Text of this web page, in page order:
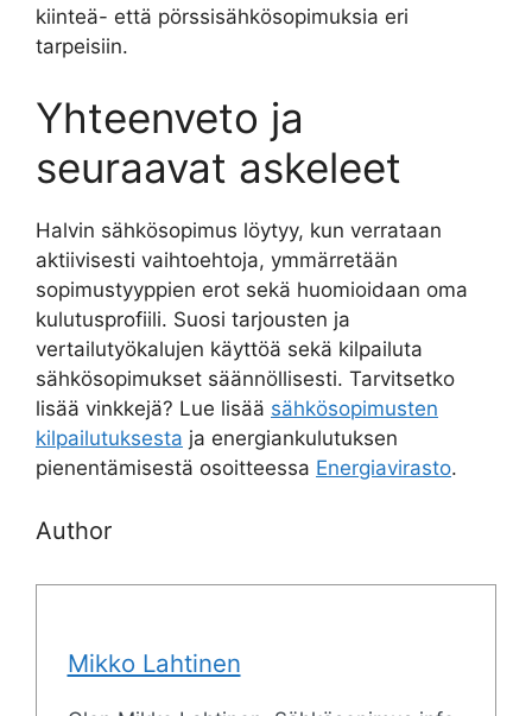
kiinteä- että pörssisähkösopimuksia eri
tarpeisiin.
Yhteenveto ja
seuraavat askeleet
Halvin sähkösopimus löytyy, kun verrataan
aktiivisesti vaihtoehtoja, ymmärretään
sopimustyyppien erot sekä huomioidaan oma
kulutusprofiili. Suosi tarjousten ja
vertailutyökalujen käyttöä sekä kilpailuta
sähkösopimukset säännöllisesti. Tarvitsetko
lisää vinkkejä? Lue lisää sähkösopimusten
kilpailutuksesta ja energiankulutuksen
pienentämisestä osoitteessa Energiavirasto.
Author
Mikko Lahtinen